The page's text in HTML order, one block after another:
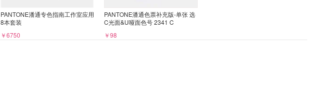
PANTONE潘通专色指南工作室应用
8本套装
￥6750
PANTONE潘通色票补充版-单张 选
C光面&U哑面色号 2341 C
￥98